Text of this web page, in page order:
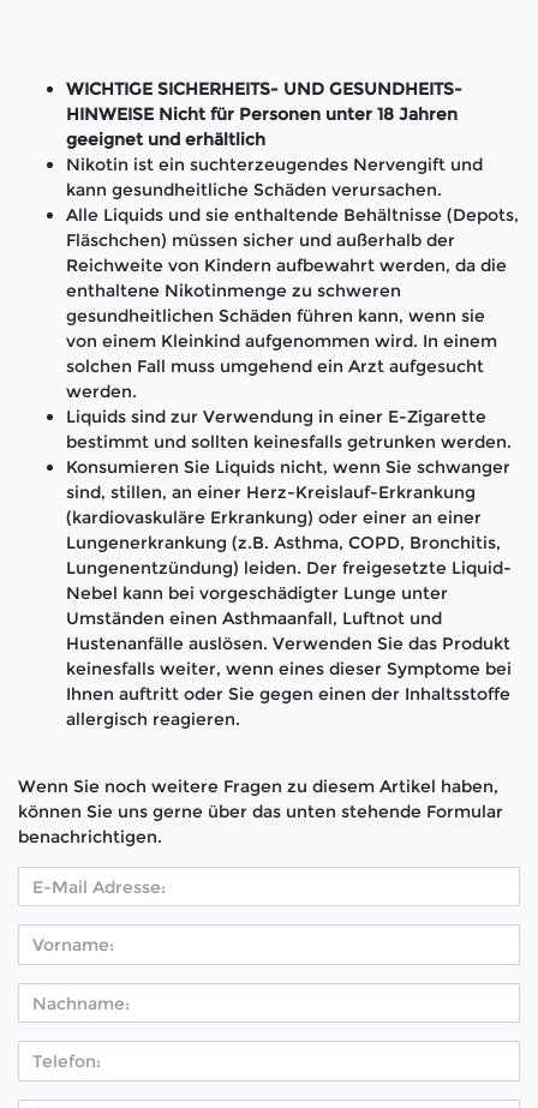
WICHTIGE SICHERHEITS- UND GESUNDHEITS-
HINWEISE Nicht für Personen unter 18 Jahren
geeignet und erhältlich
Nikotin ist ein suchterzeugendes Nervengift und
kann gesundheitliche Schäden verursachen.
Alle Liquids und sie enthaltende Behältnisse (Depots,
Fläschchen) müssen sicher und außerhalb der
Reichweite von Kindern aufbewahrt werden, da die
enthaltene Nikotinmenge zu schweren
gesundheitlichen Schäden führen kann, wenn sie
von einem Kleinkind aufgenommen wird. In einem
solchen Fall muss umgehend ein Arzt aufgesucht
werden.
Liquids sind zur Verwendung in einer E-Zigarette
bestimmt und sollten keinesfalls getrunken werden.
Konsumieren Sie Liquids nicht, wenn Sie schwanger
sind, stillen, an einer Herz-Kreislauf-Erkrankung
(kardiovaskuläre Erkrankung) oder einer an einer
Lungenerkrankung (z.B. Asthma, COPD, Bronchitis,
Lungenentzündung) leiden. Der freigesetzte Liquid-
Nebel kann bei vorgeschädigter Lunge unter
Umständen einen Asthmaanfall, Luftnot und
Hustenanfälle auslösen. Verwenden Sie das Produkt
keinesfalls weiter, wenn eines dieser Symptome bei
Ihnen auftritt oder Sie gegen einen der Inhaltsstoffe
allergisch reagieren.
Wenn Sie noch weitere Fragen zu diesem Artikel haben,
können Sie uns gerne über das unten stehende Formular
benachrichtigen.